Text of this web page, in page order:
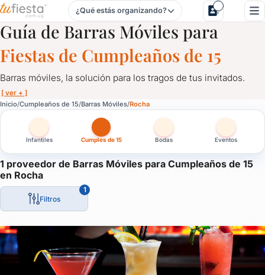
Barras Móviles para Cumpleaños de 15 en Rocha
¿Qué estás organizando?
Guía de Barras Móviles para
Fiestas de Cumpleaños de 15
Barras móviles, la solución para los tragos de tus invitados.
[ ver + ]
Inicio Cumpleaños de 15 Barras Móviles Rocha
Infantiles Cumples de 15 Bodas Eventos
1 proveedor de Barras Móviles para Cumpleaños de 15
en Rocha
Filtros
1
Barras Móviles para Cumpleaños de 15 en Rocha
Barras móviles, la solución para los tragos de tus invitados.
Personalizadas, con luces led, acordes a tu evento, barras
La solución ideal para despreocuparte del tema y que los